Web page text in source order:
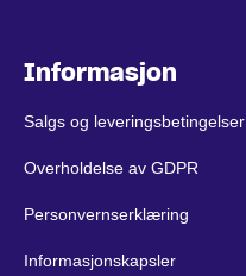
Informasjon
Salgs og leveringsbetingelser
Overholdelse av GDPR
Personvernserklæring
Informasjonskapsler